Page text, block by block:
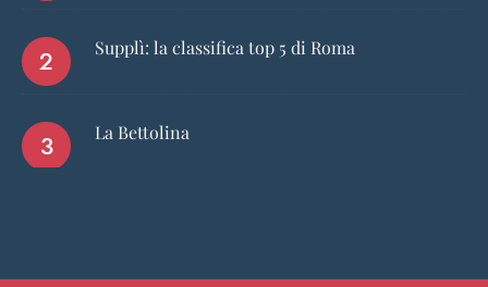
Supplì: la classifica top 5 di Roma
La Bettolina